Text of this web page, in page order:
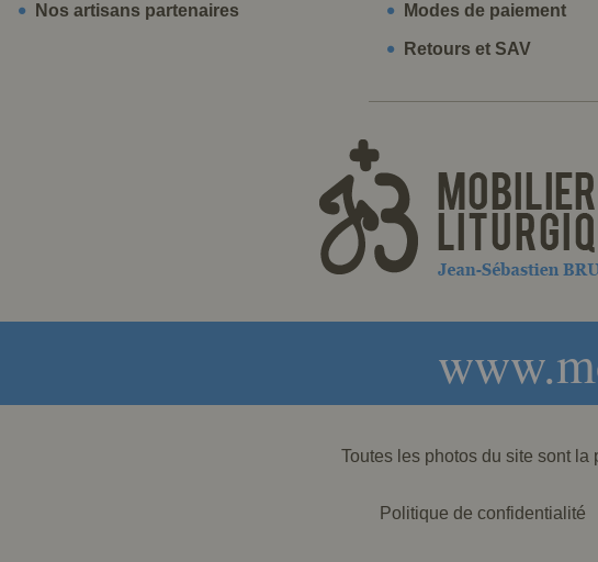
Nos artisans partenaires Modes de paiement
Retours et SAV
Toutes les photos du site sont
Politique de confidentialité